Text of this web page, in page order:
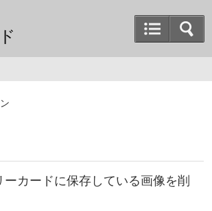
ーカードに保存している画像を削